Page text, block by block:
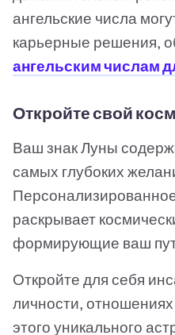
ангельские числа
карьерные решения,
ангельским числам
Откройте свой
Ваш знак Луны
самых глубоких
раскрывает
формирующие ваш
Откройте для себя
личности,
этого уникального